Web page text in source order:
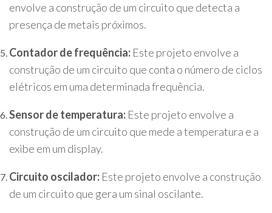
envolve a construção de um circuito que detecta a
presença de metais próximos.
Contador de frequência: Este projeto envolve a
construção de um circuito que conta o número de ciclos
elétricos em uma determinada frequência.
Sensor de temperatura: Este projeto envolve a
construção de um circuito que mede a temperatura e a
exibe em um display.
Circuito oscilador: Este projeto envolve a construção
de um circuito que gera um sinal oscilante.